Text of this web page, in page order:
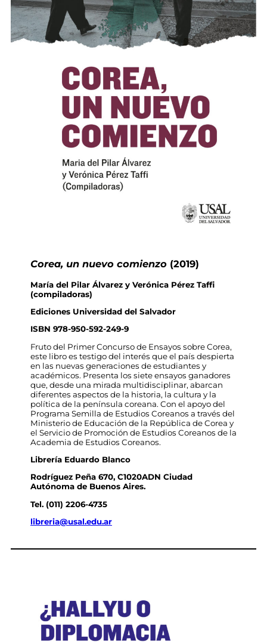
Corea, un nuevo comienzo(2019)
María del Pilar Álvarez y Verónica Pérez Taffi
(compiladoras)
Ediciones Universidad del Salvador
ISBN 978-950-592-249-9
Fruto del Primer Concurso de Ensayos sobre Corea,
este libro es testigo del interés que el país despierta
en las nuevas generaciones de estudiantes y
académicos. Presenta los siete ensayos ganadores
que, desde una mirada multidisciplinar, abarcan
diferentes aspectos de la historia, la cultura y la
política de la península coreana. Con el apoyo del
Programa Semilla de Estudios Coreanos a través del
Ministerio de Educación de la República de Corea y
el Servicio de Promoción de Estudios Coreanos de la
Academia de Estudios Coreanos.
Librería Eduardo Blanco
Rodríguez Peña 670, C1020ADN Ciudad
Autónoma de Buenos Aires.
Tel. (011) 2206-4735
libreria@usal.edu.ar